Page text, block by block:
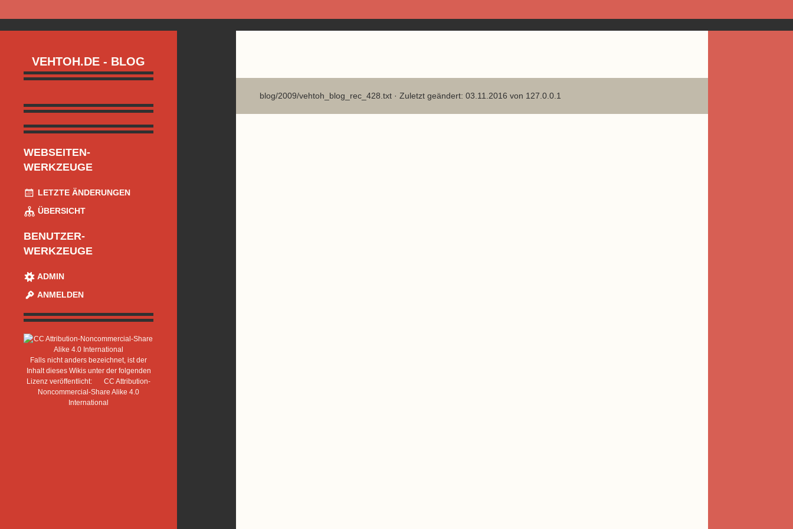
VEHTOH.DE - BLOG
WEBSEITEN-
WERKZEUGE
LETZTE ÄNDERUNGEN
ÜBERSICHT
BENUTZER-
WERKZEUGE
ADMIN
ANMELDEN
Falls nicht anders bezeichnet, ist der
Inhalt dieses Wikis unter der folgenden
Lizenz veröffentlicht:
CC Attribution-
Noncommercial-Share Alike 4.0
International
blog/2009/vehtoh_blog_rec_428.txt · Zuletzt geändert: 03.11.2016 von 127.0.0.1